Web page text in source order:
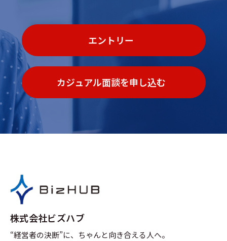
エントリー
カジュアル面談を申し込む
株式会社ビズハブ
“経営者の決断”に、ちゃんと向き合える人へ。